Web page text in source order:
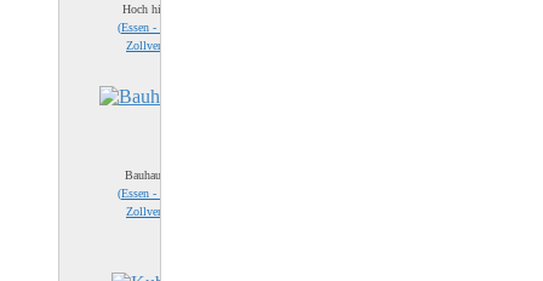
Hoch hinaus
(Essen - Zeche
Zollverein
Bauhausstil
(Essen - Zeche
Zollverein